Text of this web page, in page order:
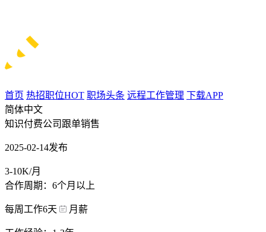
首页 热招职位HOT 职场头条 远程工作管理 下载APP
简体中文
知识付费公司跟单销售
2025-02-14发布
3-10K/月
合作周期：6个月以上
每周工作6天 月薪